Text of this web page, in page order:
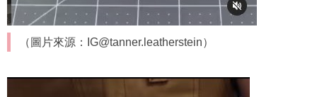
（圖片來源：IG@tanner.leatherstein）